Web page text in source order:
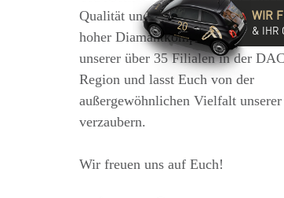
Qualität und hochwertige Beratung
hoher Diamantkompetenz. Besucht
unserer über 35 Filialen in der
Region und lasst Euch von der
außergewöhnlichen Vielfalt
verzaubern.
Wir freuen uns auf Euch!
WIR
& IHR